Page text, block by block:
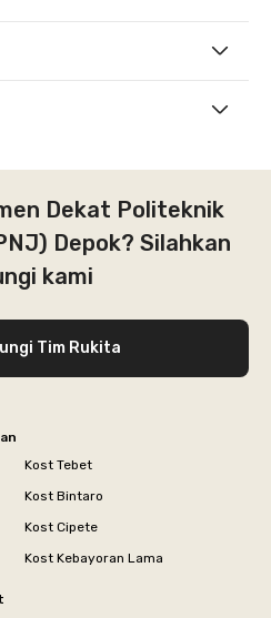
Dekat Politeknik
Depok? Silahkan
kami
Tim Rukita
Kost Tebet
Kost Bintaro
Kost Cipete
Kost Kebayoran Lama